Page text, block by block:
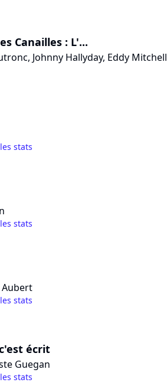
Canailles : L'...
Johnny Hallyday, Eddy Mitchell
stats
stats
Aubert
stats
écrit
Guegan
stats